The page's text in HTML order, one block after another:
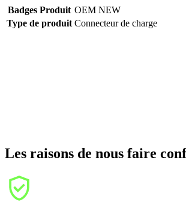
Badges Produit OEM NEW
Type de produit Connecteur de charge
Les raisons de nous faire